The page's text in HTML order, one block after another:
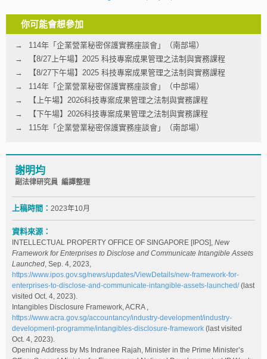
你可能會想參加
114年「企業營業秘密保護實務座談會」（南部場）
【8/27上午場】2025 科技專案成果管理之法制與實務課程
【8/27下午場】2025 科技專案成果管理之法制與實務課程
114年「企業營業秘密保護實務座談會」（中部場）
【上午場】2026科技專案成果管理之法制與實務課程
【下午場】2026科技專案成果管理之法制與實務課程
115年「企業營業秘密保護實務座談會」（南部場）
謝明均
副法律研究員 編譯整理
上稿時間： 2023年10月
資料來源：
INTELLECTUAL PROPERTY OFFICE OF SINGAPORE [IPOS], New
Framework for Enterprises to Disclose and Communicate Intangible Assets
Launched, Sep. 4, 2023,
https://www.ipos.gov.sg/news/updates/ViewDetails/new-framework-for-
enterprises-to-disclose-and-communicate-intangible-assets-launched/(last
visited Oct. 4, 2023).
Intangibles Disclosure Framework, ACRA ,
https://www.acra.gov.sg/accountancy/industry-development/industry-
development-programme/intangibles-disclosure-framework (last visited
Oct. 4, 2023).
Opening Address by Ms Indranee Rajah, Minister in the Prime Minister’s